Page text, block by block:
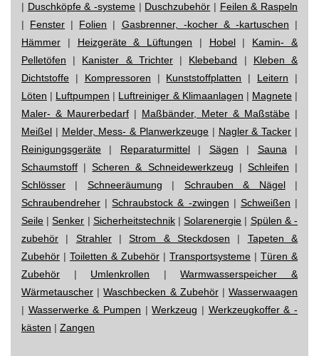
| Duschköpfe & -systeme | Duschzubehör | Feilen & Raspeln
| Fenster | Folien | Gasbrenner, -kocher & -kartuschen |
Hämmer | Heizgeräte & Lüftungen | Hobel| Kamin- &
Pelletöfen | Kanister & Trichter| Klebeband | Kleben &
Dichtstoffe | Kompressoren | Kunststoffplatten | Leitern |
Löten | Luftpumpen | Luftreiniger & Klimaanlagen | Magnete|
Maler- & Maurerbedarf | Maßbänder, Meter & Maßstäbe |
Meißel | Melder, Mess- & Planwerkzeuge | Nagler & Tacker |
Reinigungsgeräte | Reparaturmittel| Sägen | Sauna |
Schaumstoff |Scheren & Schneidewerkzeug | Schleifen |
Schlösser | Schneeräumung | Schrauben & Nägel|
Schraubendreher |Schraubstock & -zwingen | Schweißen |
Seile |Senker | Sicherheitstechnik|Solarenergie | Spülen & -
zubehör | Strahler|Strom & Steckdosen | Tapeten &
Zubehör | Toiletten & Zubehör | Transportsysteme | Türen &
Zubehör | Umlenkrollen |Warmwasserspeicher &
Wärmetauscher |Waschbecken & Zubehör|Wasserwaagen
| Wasserwerke & Pumpen |Werkzeug | Werkzeugkoffer & -
kästen | Zangen